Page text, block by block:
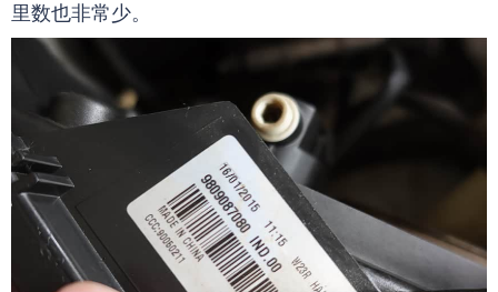
里数也非常少。